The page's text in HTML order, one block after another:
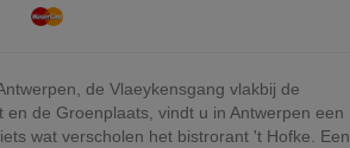
de Vlaeykensgang vlakbij de
de Groenplaats, vindt u in Antwerpen een
wat verscholen het bistrorant 't Hofke. Een